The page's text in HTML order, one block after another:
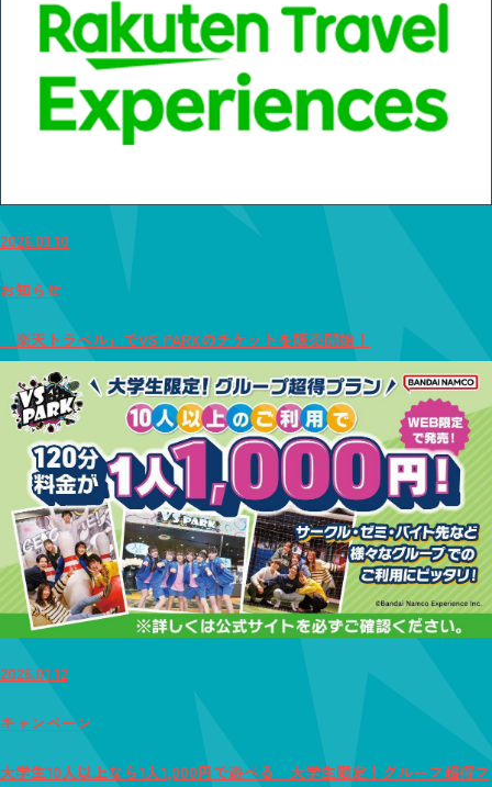
2026.03.10
お知らせ
「楽天トラベル」でVS PARKのチケットを販売開始！
2026.01.12
キャンペーン
大学生10人以上なら1人1,000円で遊べる「大学生限定！グループ超得プ